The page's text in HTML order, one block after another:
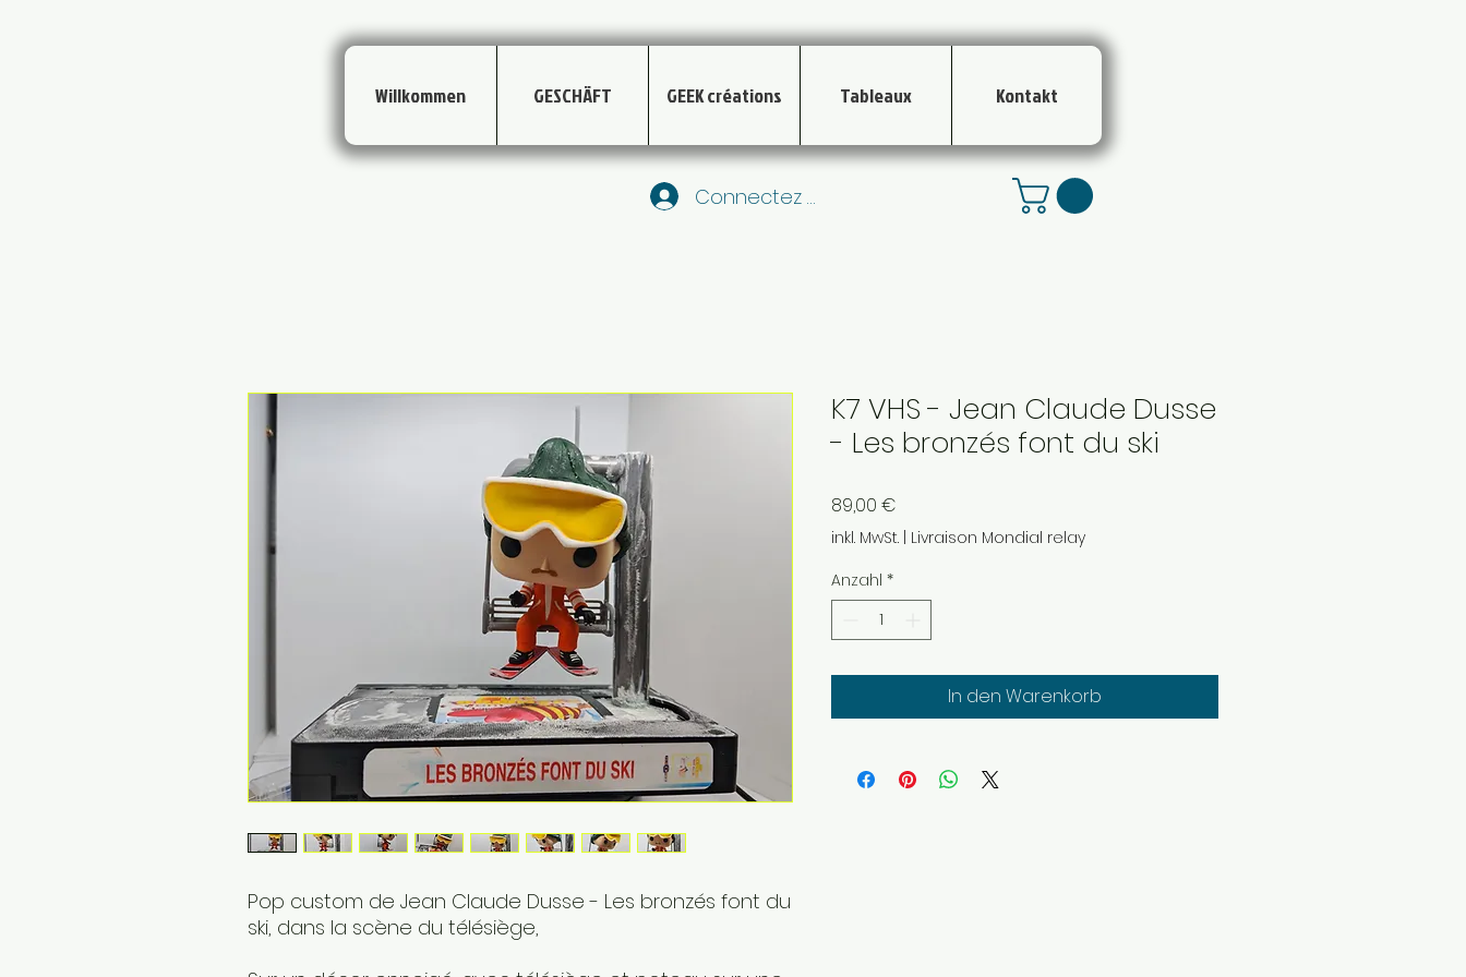
Willkommen GESCHÄFT GEEK créations Tableaux Kontakt
Connectez vous
Pop custom de Jean Claude Dusse - Les bronzés font du
ski, dans la scène du télésiège,
K7 VHS - Jean Claude Dusse
- Les bronzés font du ski
89,00 €
inkl. MwSt. Livraison Mondial relay
Anzahl *
In den Warenkorb